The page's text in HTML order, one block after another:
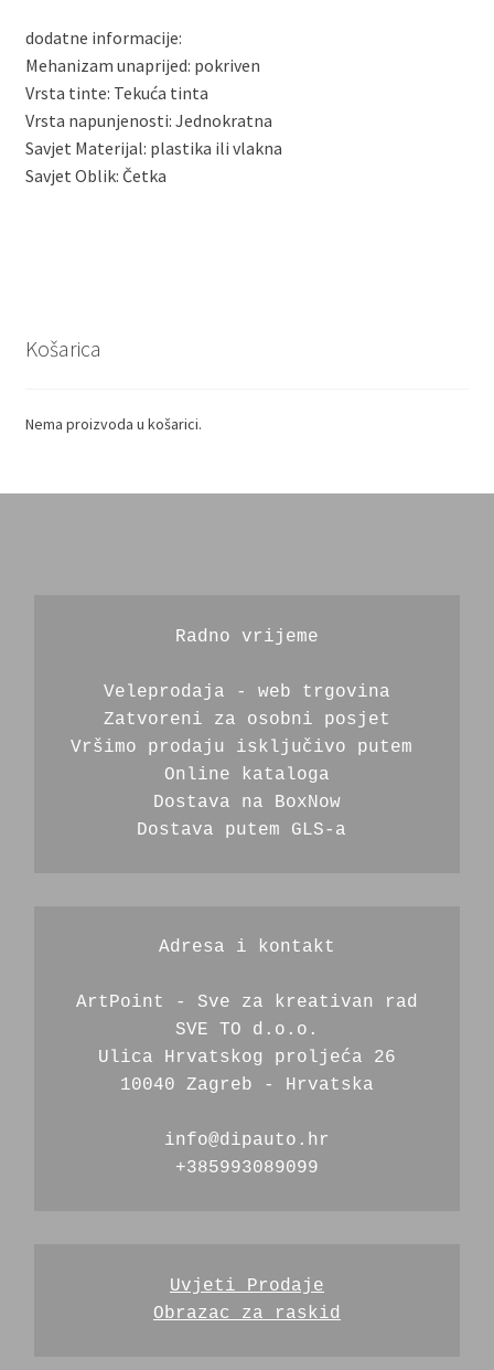
dodatne informacije:
Mehanizam unaprijed: pokriven
Vrsta tinte: Tekuća tinta
Vrsta napunjenosti: Jednokratna
Savjet Materijal: plastika ili vlakna
Savjet Oblik: Četka
Košarica
Nema proizvoda u košarici.
Radno vrijeme
Veleprodaja - web trgovina
Zatvoreni za osobni posjet
Vršimo prodaju isključivo putem
Online kataloga
Dostava na BoxNow
Dostava putem GLS-a
Adresa i kontakt
ArtPoint - Sve za kreativan rad
SVE TO d.o.o.
Ulica Hrvatskog proljeća 26
10040 Zagreb - Hrvatska
info@dipauto.hr
+385993089099
Uvjeti Prodaje
Obrazac za raskid